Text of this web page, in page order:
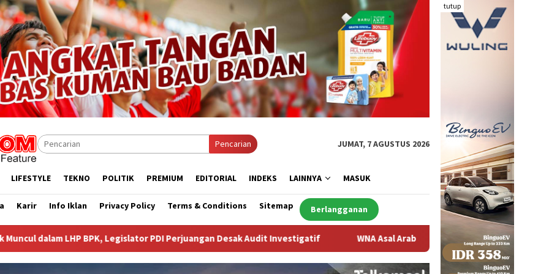
tutup
Pencarian JUMAT, 7 AGUSTUS 2026
LIFESTYLE TEKNO POLITIK PREMIUM EDITORIAL INDEKS LAINNYA MASUK
Karir Info Iklan Privacy Policy Terms & Conditions Sitemap Berlangganan
PDI Perjuangan Desak Audit Investigatif WNA Asal Arab Saudi Ditemukan Meninggal di Desa Piong Kabupaten